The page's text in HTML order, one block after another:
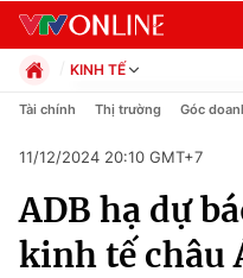
Chuyên mục
Chính trị
KINH TẾ
Chính trị
Pháp luật
Kinh tế
Thể thao
Truyền hình
Tài chính Thị trường Góc
11/12/2024 20:10 GMT+7
ADB hạ dự
kinh tế châu